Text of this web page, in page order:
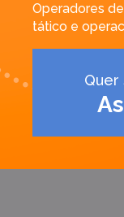
Operadores
tático e
Quer